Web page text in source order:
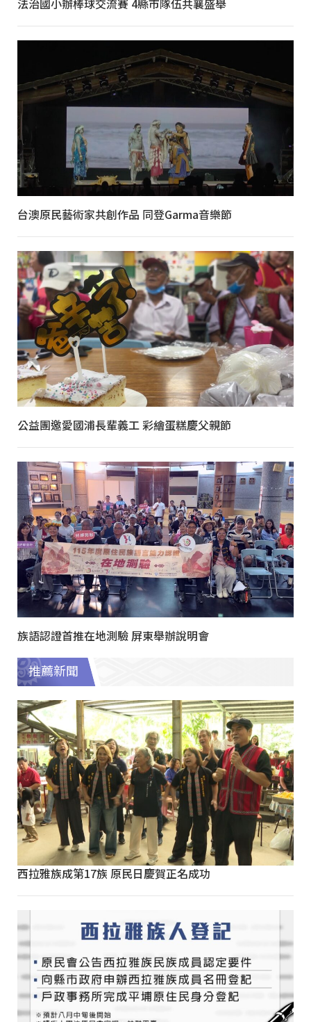
法治國小辦棒球交流賽 4縣市隊伍共襄盛舉
台澳原民藝術家共創作品 同登Garma音樂節
公益團邀愛國浦長輩義工 彩繪蛋糕慶父親節
族語認證首推在地測驗 屏東舉辦說明會
推薦新聞
西拉雅族成第17族 原民日慶賀正名成功